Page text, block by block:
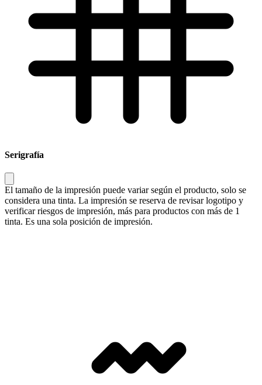
Serigrafía
El tamaño de la impresión puede variar según el producto, solo se
considera una tinta. La impresión se reserva de revisar logotipo y
verificar riesgos de impresión, más para productos con más de 1
tinta. Es una sola posición de impresión.